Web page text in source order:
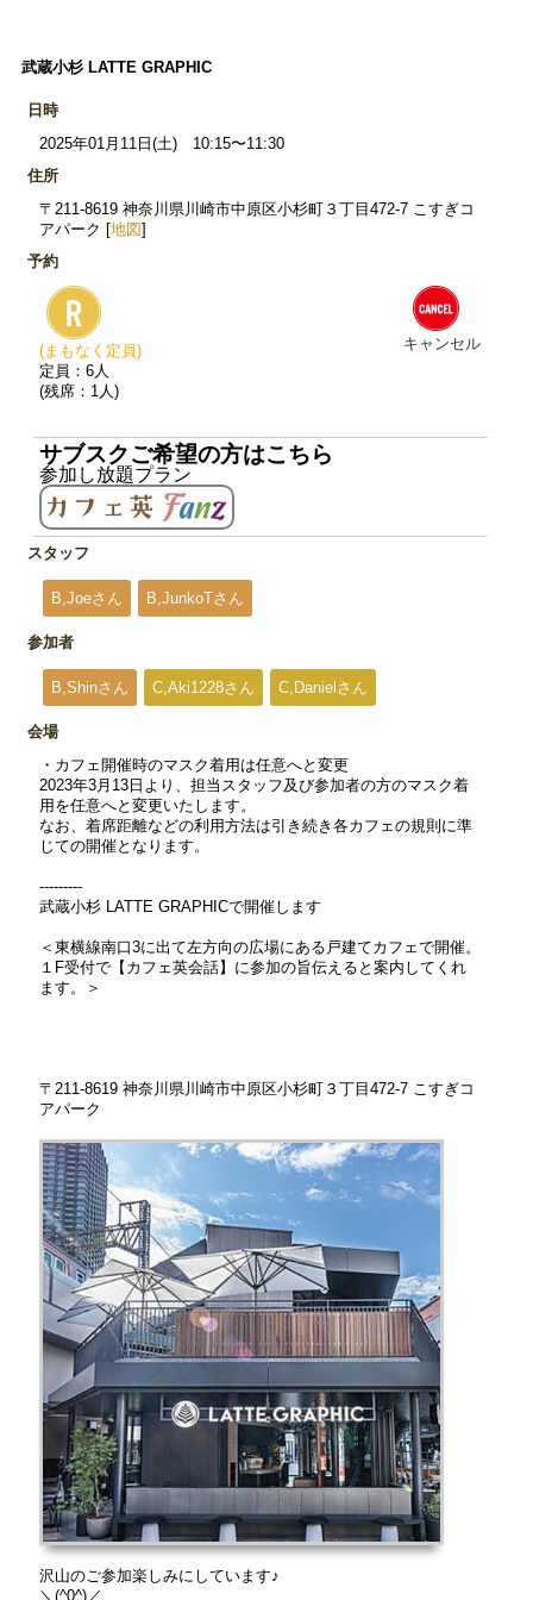
武蔵小杉 LATTE GRAPHIC
日時
2025年01月11日(土) 10:15〜11:30
住所
〒211-8619 神奈川県川崎市中原区小杉町３丁目472-7 こすぎコ
アパーク [地図]
予約
(まもなく定員)
定員：6人
(残席：1人)
キャンセル
サブスクご希望の方はこちら
参加し放題プラン
スタッフ
B,Joeさん B,JunkoTさん
参加者
B,Shinさん C,Aki1228さん C,Danielさん
会場
・カフェ開催時のマスク着用は任意へと変更
2023年3月13日より、担当スタッフ及び参加者の方のマスク着
用を任意へと変更いたします。
なお、着席距離などの利用方法は引き続き各カフェの規則に準
じての開催となります。
---------
武蔵小杉 LATTE GRAPHICで開催します
＜東横線南口3に出て左方向の広場にある戸建てカフェで開催。
１F受付で【カフェ英会話】に参加の旨伝えると案内してくれ
ます。＞
〒211-8619 神奈川県川崎市中原区小杉町３丁目472-7 こすぎコ
アパーク
沢山のご参加楽しみにしています♪
＼(^0^)／